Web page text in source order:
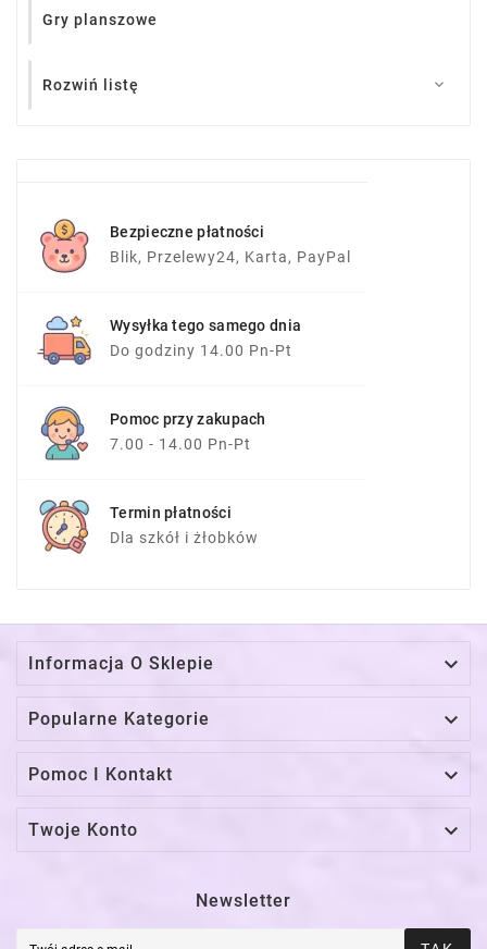
Gry planszowe
Rozwiń listę 
Bezpieczne płatności
Blik, Przelewy24, Karta, PayPal
Wysyłka tego samego dnia
Do godziny 14.00 Pn-Pt
Pomoc przy zakupach
7.00 - 14.00 Pn-Pt
Termin płatności
Dla szkół i żłobków
Informacja O Sklepie 
Popularne Kategorie 
Pomoc I Kontakt 
Twoje Konto 
Newsletter